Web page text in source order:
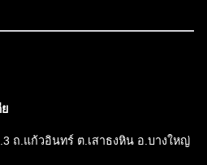
ถ.แก้วอินทร์ ต.เสาธงหิน อ.บางใหญ่